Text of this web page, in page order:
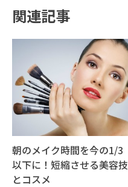
関連記事
朝のメイク時間を今の1/3
以下に！短縮させる美容技
とコスメ